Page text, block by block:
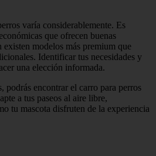
varía considerablemente. Es
que ofrecen buenas
existen modelos más premium que
Identificar tus necesidades y
una elección informada.
podrás encontrar el carro para perros
a tus paseos al aire libre,
tu mascota disfruten de la experiencia